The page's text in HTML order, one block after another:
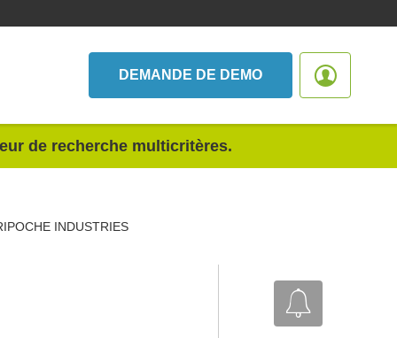
DEMANDE DE DEMO
de recherche multicritères.
INDUSTRIES